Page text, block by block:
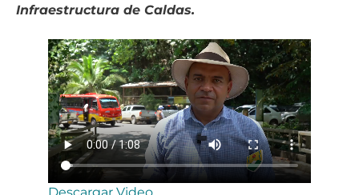
Infraestructura de Caldas.
Descargar Video